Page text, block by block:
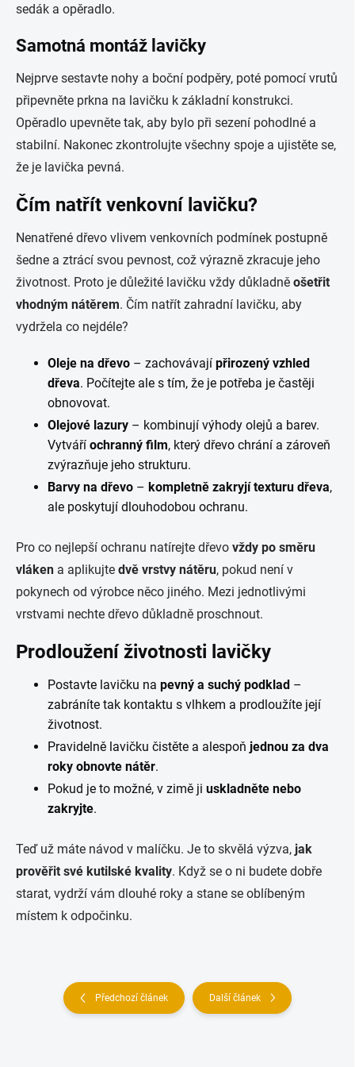
sedák a opěradlo.
Samotná montáž lavičky
Nejprve sestavte nohy a boční podpěry, poté pomocí vrutů
připevněte prkna na lavičku k základní konstrukci.
Opěradlo upevněte tak, aby bylo při sezení pohodlné a
stabilní. Nakonec zkontrolujte všechny spoje a ujistěte se,
že je lavička pevná.
Čím natřít venkovní lavičku?
Nenatřené dřevo vlivem venkovních podmínek postupně
šedne a ztrácí svou pevnost, což výrazně zkracuje jeho
životnost. Proto je důležité lavičku vždy důkladně ošetřit
vhodným nátěrem. Čím natřít zahradní lavičku, aby
vydržela co nejdéle?
Oleje na dřevo – zachovávají přirozený vzhled
dřeva. Počítejte ale s tím, že je potřeba je častěji
obnovovat.
Olejové lazury – kombinují výhody olejů a barev.
Vytváří ochranný film, který dřevo chrání a zároveň
zvýrazňuje jeho strukturu.
Barvy na dřevo – kompletně zakryjí texturu dřeva,
ale poskytují dlouhodobou ochranu.
Pro co nejlepší ochranu natírejte dřevo vždy po směru
vláken a aplikujte dvě vrstvy nátěru, pokud není v
pokynech od výrobce něco jiného. Mezi jednotlivými
vrstvami nechte dřevo důkladně proschnout.
Prodloužení životnosti lavičky
Postavte lavičku na pevný a suchý podklad –
zabráníte tak kontaktu s vlhkem a prodloužíte její
životnost.
Pravidelně lavičku čistěte a alespoň jednou za dva
roky obnovte nátěr.
Pokud je to možné, v zimě ji uskladněte nebo
zakryjte.
Teď už máte návod v malíčku. Je to skvělá výzva, jak
prověřit své kutilské kvality. Když se o ni budete dobře
starat, vydrží vám dlouhé roky a stane se oblíbeným
místem k odpočinku.
Předchozí článek Další článek